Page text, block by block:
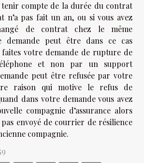
compte de la durée du contrat
n’a pas fait un an, ou si vous avez
de contrat chez le même
demande peut être dans ce cas
faites votre demande de rupture de
et non par un support
peut être refusée par votre
raison qui motive le refus de
dans votre demande vous avez
compagnie d’assurance alors
pas envoyé de courrier de résilience
compagnie.